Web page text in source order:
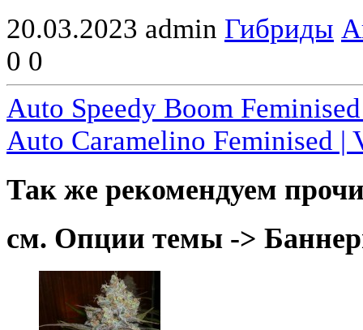
20.03.2023 admin Гибриды
0 0
Auto Speedy Boom
Auto Caramelino Feminised |
Так же рекомендуем
см. Опции темы ->